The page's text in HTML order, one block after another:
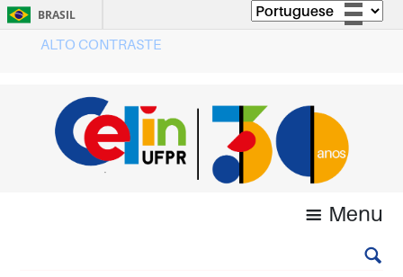
BRASIL
Acesso à informação
Legislação
Canais
ALTO CONTRASTE
Menu